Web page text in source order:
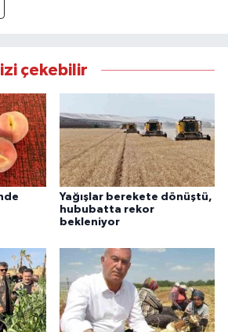
çekebilir
Yağışlar berekete dönüştü,
hububatta rekor
bekleniyor